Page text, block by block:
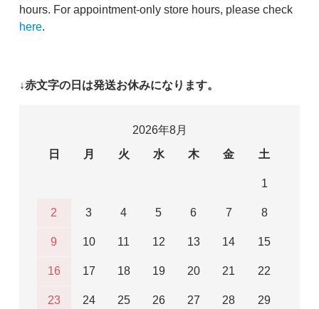
hours. For appointment-only store hours, please check
here.
↓赤文字の日は発送お休みになります。
2026年8月
日
月 火 水 木 金 土
1
2 3 4 5 6 7 8
9 10 11 12 13 14 15
16 17 18 19 20 21 22
23 24 25 26 27 28 29